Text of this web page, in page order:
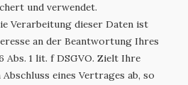
und verwendet.
Verarbeitung dieser Daten ist
an der Beantwortung Ihres
Abs. 1 lit. f DSGVO. Zielt Ihre
eines Vertrages ab, so